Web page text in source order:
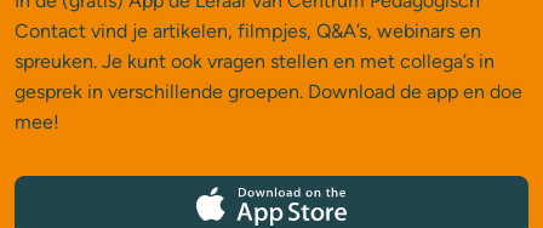
Contact vind je artikelen, filmpjes, Q&A’s, webinars en
spreuken. Je kunt ook vragen stellen en met collega’s in
gesprek in verschillende groepen. Download de app en doe
mee!